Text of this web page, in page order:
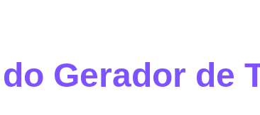
Gerador de